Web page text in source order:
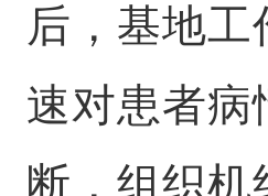
后，基地工
速对患者病
断，组织机